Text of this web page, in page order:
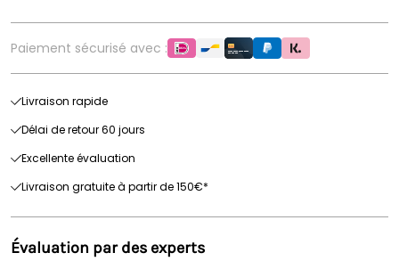
Paiement sécurisé avec :
Livraison rapide
Délai de retour 60 jours
Excellente évaluation
Livraison gratuite à partir de 150€*
Évaluation par des experts